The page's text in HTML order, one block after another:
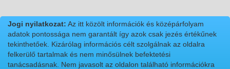
Jogi nyilatkozat: Az itt közölt információk és középárfolyam
adatok pontossága nem garantált így azok csak jezés értékűnek
tekinthetőek. Kizárólag információs célt szolgálnak az oldalra
felkerülő tartalmak és nem minősülnek befektetési
tanácsadásnak. Nem javasolt az oldalon található információkra